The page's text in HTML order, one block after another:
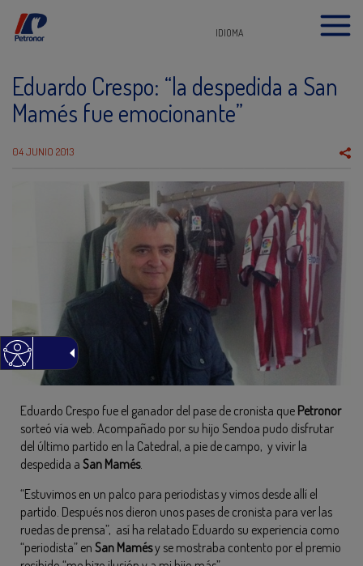
IDIOMA
Eduardo Crespo: “la despedida a San
Mamés fue emocionante”
04 JUNIO 2013
Eduardo Crespo fue el ganador del pase de cronista que Petronor
sorteó vía web. Acompañado por su hijo Sendoa pudo disfrutar
del último partido en la Catedral, a pie de campo, y vivir la
despedida a San Mamés.
“Estuvimos en un palco para periodistas y vimos desde allí el
partido. Después nos dieron unos pases de cronista para ver las
ruedas de prensa”, así ha relatado Eduardo su experiencia como
“periodista” en San Mamésy se mostraba contento por el premio